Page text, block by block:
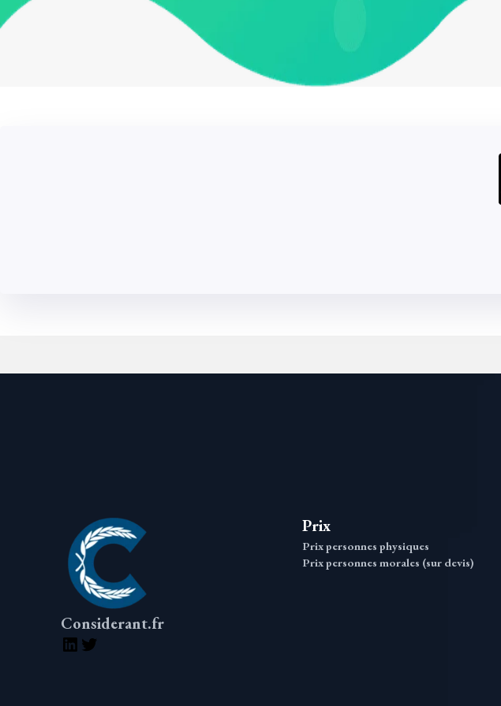
Considerant.fr
LinkedIn
Twitter
Prix
Prix personnes physiques
Prix personnes morales (sur devis)